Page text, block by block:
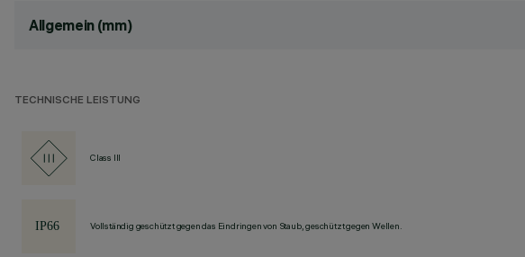
Allgemein (mm)
TECHNISCHE LEISTUNG
Class III
Vollständig geschützt gegen das Eindringen von Staub, geschützt gegen Wellen.